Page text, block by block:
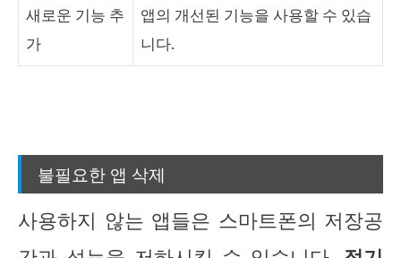
새로운 기능 추
가
앱의 개선된 기능을 사용할 수 있습
니다.
불필요한 앱 삭제
사용하지 않는 앱들은 스마트폰의 저장공